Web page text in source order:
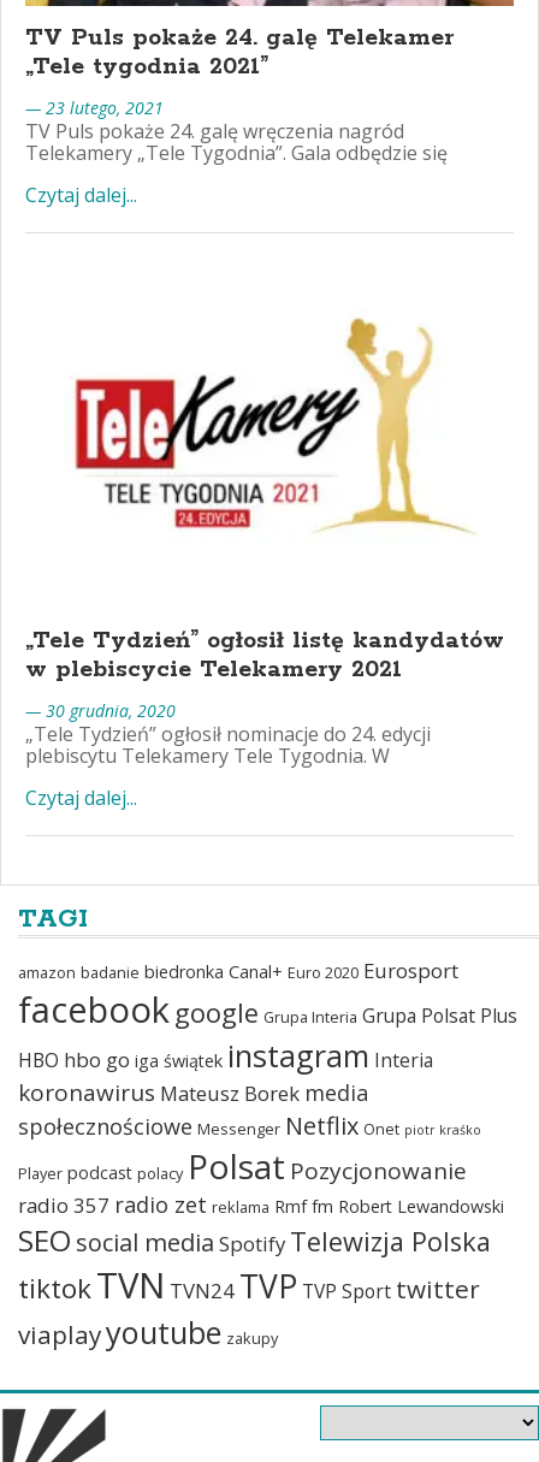
TV Puls pokaże 24. galę Telekamer
„Tele tygodnia 2021”
— 23 lutego, 2021
TV Puls pokaże 24. galę wręczenia nagród
Telekamery „Tele Tygodnia”. Gala odbędzie się
Czytaj dalej...
„Tele Tydzień” ogłosił listę kandydatów
w plebiscycie Telekamery 2021
— 30 grudnia, 2020
„Tele Tydzień” ogłosił nominacje do 24. edycji
plebiscytu Telekamery Tele Tygodnia. W
Czytaj dalej...
TAGI
amazon badanie biedronka Canal+ Euro 2020 Eurosport
facebook google Grupa Interia Grupa Polsat Plus
HBO hbo go iga świątek instagram Interia
koronawirus Mateusz Borek media
społecznościowe Messenger Netflix Onet piotr kraśko
Player podcast polacy Polsat Pozycjonowanie
radio 357 radio zet reklama Rmf fm Robert Lewandowski
SEO social media Spotify Telewizja Polska
tiktokTVN TVN24 TVP TVP Sport twitter
viaplayyoutube zakupy